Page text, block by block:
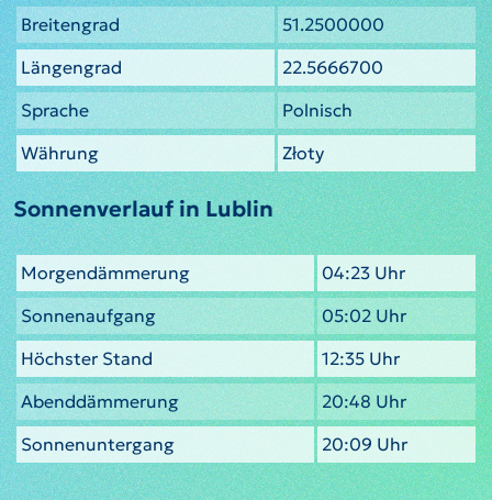
Breitengrad
51.2500000
Längengrad
22.5666700
Sprache
Polnisch
Währung
Złoty
Sonnenverlauf in Lublin
Morgendämmerung
04:23 Uhr
Sonnenaufgang
05:02 Uhr
Höchster Stand
12:35 Uhr
Abenddämmerung
20:48 Uhr
Sonnenuntergang
20:09 Uhr